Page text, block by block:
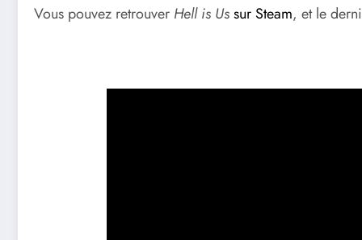
Vous pouvez retrouver Hell is Ussur Steam, et le